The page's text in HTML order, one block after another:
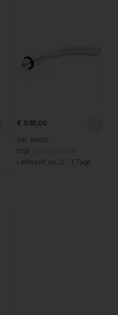
€ 930,00
inkl. MwSt.
zzgl. Versandkosten
Lieferzeit: ca. 2 - 3 Tage